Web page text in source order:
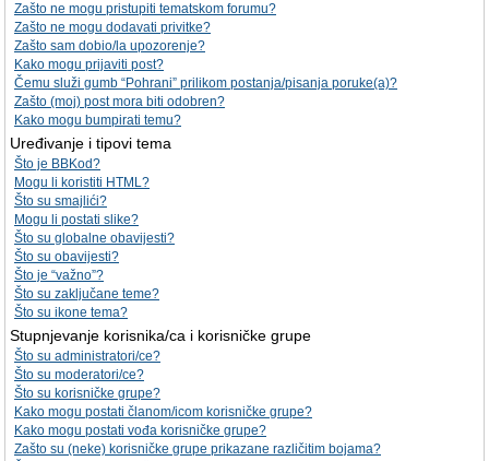
Zašto ne mogu pristupiti tematskom forumu?
Zašto ne mogu dodavati privitke?
Zašto sam dobio/la upozorenje?
Kako mogu prijaviti post?
Čemu služi gumb “Pohrani” prilikom postanja/pisanja poruke(a)?
Zašto (moj) post mora biti odobren?
Kako mogu bumpirati temu?
Uređivanje i tipovi tema
Što je BBKod?
Mogu li koristiti HTML?
Što su smajlići?
Mogu li postati slike?
Što su globalne obavijesti?
Što su obavijesti?
Što je “važno”?
Što su zaključane teme?
Što su ikone tema?
Stupnjevanje korisnika/ca i korisničke grupe
Što su administratori/ce?
Što su moderatori/ce?
Što su korisničke grupe?
Kako mogu postati članom/icom korisničke grupe?
Kako mogu postati vođa korisničke grupe?
Zašto su (neke) korisničke grupe prikazane različitim bojama?